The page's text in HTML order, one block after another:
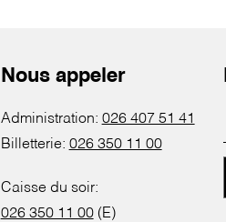
Nous appeler
Administration: 026 407 51 41
Billetterie: 026 350 11 00
Caisse du soir:
026 350 11 00(E)